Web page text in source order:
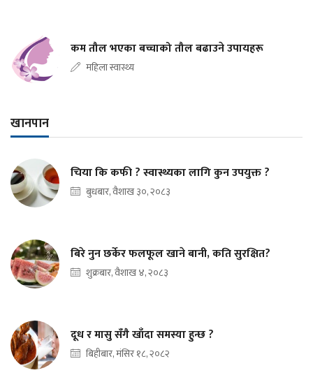
कम तौल भएका बच्चाको तौल बढाउने उपायहरू
महिला स्वास्थ्य
खानपान
चिया कि कफी ? स्वास्थ्यका लागि कुन उपयुक्त ?
बुधबार, वैशाख ३०, २०८३
बिरे नुन छर्केर फलफूल खाने बानी, कति सुरक्षित?
शुक्रबार, वैशाख ४, २०८३
दूध र मासु सँगै खाँदा समस्या हुन्छ ?
बिहीबार, मंसिर १८, २०८२